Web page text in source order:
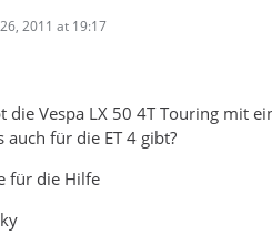
2011 at 19:17
die Vespa LX 50 4T Touring mit
auch für die ET 4 gibt?
für die Hilfe